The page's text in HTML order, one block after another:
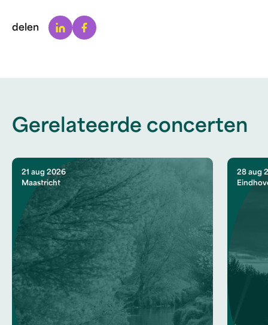
delen LinkedinFacebook
Gerelateerde concerten
21 aug 2026
Maastricht
28 aug